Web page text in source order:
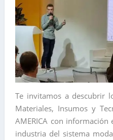
Te invitamos a descubrir
Materiales, Insumos y
AMERICA con información
industria del sistema